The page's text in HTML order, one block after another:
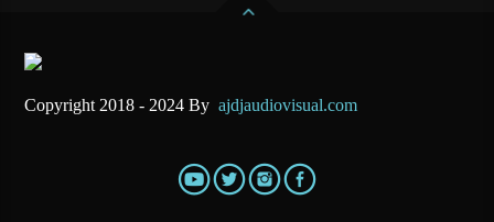
Copyright 2018 - 2024 Byajdjaudiovisual.com